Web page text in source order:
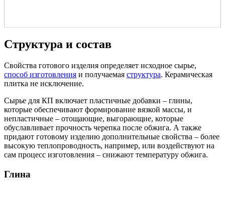
Структура и состав
Свойства готового изделия определяет исходное сырье,
способ изготовления и получаемая структура. Керамическая
плитка не исключение.
Сырье для КП включает пластичные добавки – глины,
которые обеспечивают формирование вязкой массы, и
непластичные – отощающие, выгорающие, которые
обуславливает прочность черепка после обжига. А также
придают готовому изделию дополнительные свойства – более
высокую теплопроводность, например, или воздействуют на
сам процесс изготовления – снижают температуру обжига.
Глина